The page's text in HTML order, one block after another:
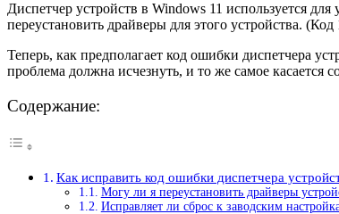
Диспетчер устройств в Windows 11 используется
переустановить драйверы для этого устройства.
Теперь, как предполагает код ошибки диспетчера
проблема должна исчезнуть, и то же самое касается
Содержание:
Как исправить код ошибки диспетчера
Могу ли я переустановить драйверы
Исправляет ли сброс к заводским